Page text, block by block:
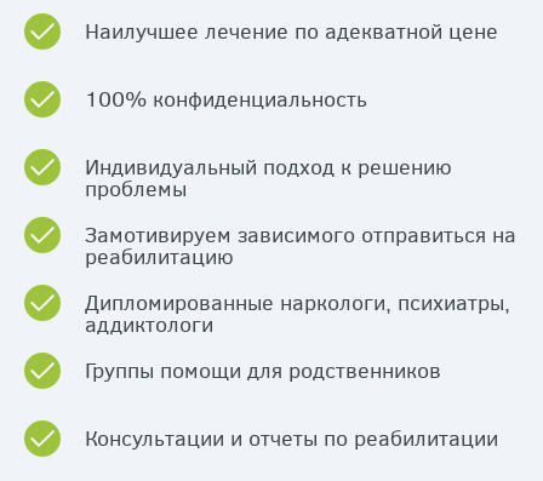
Наилучшее лечение по адекватной цене
100% конфиденциальность
Индивидуальный подход к решению
проблемы
Замотивируем зависимого отправиться на
реабилитацию
Дипломированные наркологи, психиатры,
аддиктологи
Группы помощи для родственников
Консультации и отчеты по реабилитации